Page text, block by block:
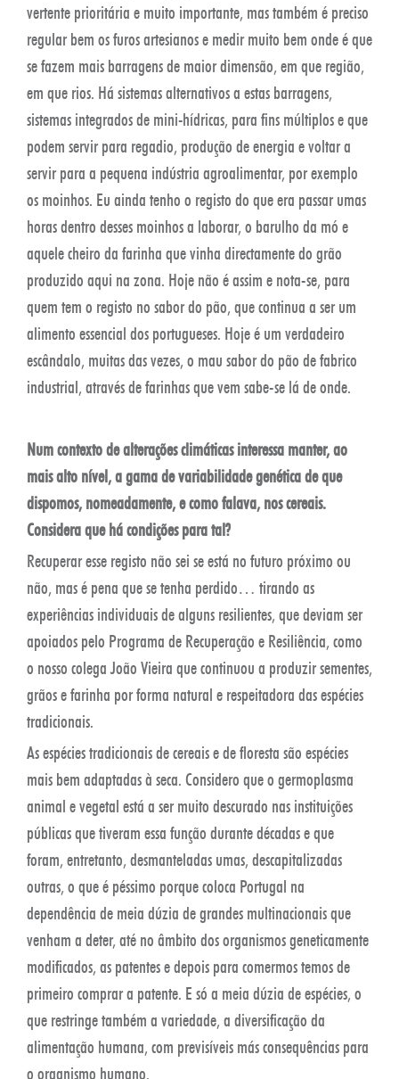
vertente prioritária e muito importante, mas também é preciso
regular bem os furos artesianos e medir muito bem onde é que
se fazem mais barragens de maior dimensão, em que região,
em que rios. Há sistemas alternativos a estas barragens,
sistemas integrados de mini-hídricas, para fins múltiplos e que
podem servir para regadio, produção de energia e voltar a
servir para a pequena indústria agroalimentar, por exemplo
os moinhos. Eu ainda tenho o registo do que era passar umas
horas dentro desses moinhos a laborar, o barulho da mó e
aquele cheiro da farinha que vinha directamente do grão
produzido aqui na zona. Hoje não é assim e nota-se, para
quem tem o registo no sabor do pão, que continua a ser um
alimento essencial dos portugueses. Hoje é um verdadeiro
escândalo, muitas das vezes, o mau sabor do pão de fabrico
industrial, através de farinhas que vem sabe-se lá de onde.
Num contexto de alterações climáticas interessa manter, ao
mais alto nível, a gama de variabilidade genética de que
dispomos, nomeadamente, e como falava, nos cereais.
Considera que há condições para tal?
Recuperar esse registo não sei se está no futuro próximo ou
não, mas é pena que se tenha perdido… tirando as
experiências individuais de alguns resilientes, que deviam ser
apoiados pelo Programa de Recuperação e Resiliência, como
o nosso colega João Vieira que continuou a produzir sementes,
grãos e farinha por forma natural e respeitadora das espécies
tradicionais.
As espécies tradicionais de cereais e de floresta são espécies
mais bem adaptadas à seca. Considero que o germoplasma
animal e vegetal está a ser muito descurado nas instituições
públicas que tiveram essa função durante décadas e que
foram, entretanto, desmanteladas umas, descapitalizadas
outras, o que é péssimo porque coloca Portugal na
dependência de meia dúzia de grandes multinacionais que
venham a deter, até no âmbito dos organismos geneticamente
modificados, as patentes e depois para comermos temos de
primeiro comprar a patente. E só a meia dúzia de espécies, o
que restringe também a variedade, a diversificação da
alimentação humana, com previsíveis más consequências para
o organismo humano.